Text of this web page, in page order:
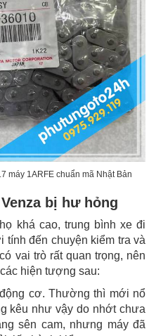
máy 1ARFE chuẩn mã Nhật Bản
bị hư hỏng
khá cao, trung bình xe đi
đến chuyện kiểm tra và
vai trò rất quan trọng, nên
hiện tượng sau:
cơ. Thường thì mới nổ
kêu như vậy do nhớt chưa
sên cam, nhưng máy đã